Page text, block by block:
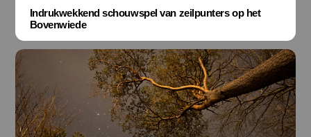
Indrukwekkend schouwspel van zeilpunters op het
Bovenwiede